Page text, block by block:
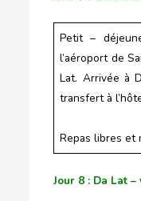
Petit –
l’aéroport de
Lat. Arrivée à
transfert à
Repas libres et
Jour 8 : Da Lat